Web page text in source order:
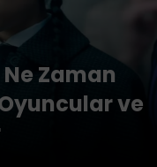
Zaman
ve